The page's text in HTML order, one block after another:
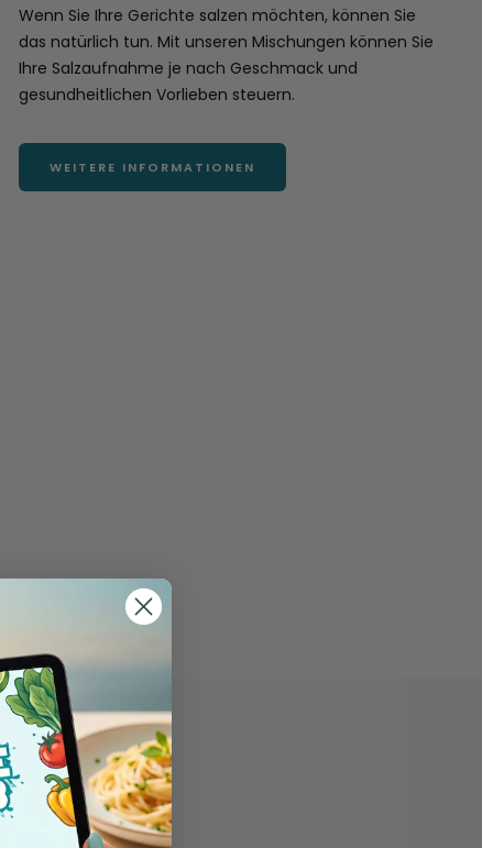
Wenn Sie Ihre Gerichte salzen möchten, können Sie
das natürlich tun. Mit unseren Mischungen können Sie
Ihre Salzaufnahme je nach Geschmack und
gesundheitlichen Vorlieben steuern.
WEITERE INFORMATIONEN